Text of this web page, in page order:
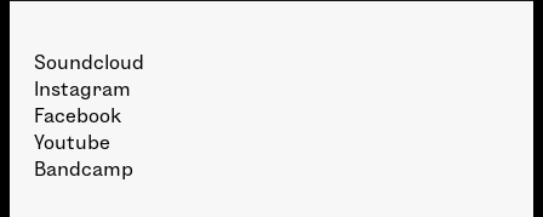
Soundcloud
Instagram
Facebook
Youtube
Bandcamp